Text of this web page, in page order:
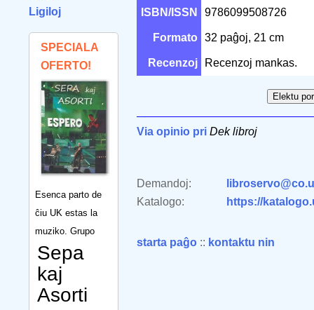
Ligiloj
SPECIALA
OFERTO!
Esenca parto de
ĉiu UK estas la
muziko. Grupo
Sepa
kaj
Asorti
ISBN/ISSN 9786099508726
Formato 32 paĝoj, 21 cm
Recenzoj Recenzoj mankas.
Via opinio pri Dek libroj
Demandoj:
Katalogo:
https://
starta paĝo :: kontaktu nin